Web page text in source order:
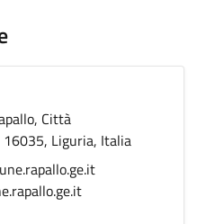
Città
Liguria, Italia